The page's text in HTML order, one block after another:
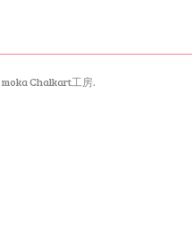
moka Chalkart工房.